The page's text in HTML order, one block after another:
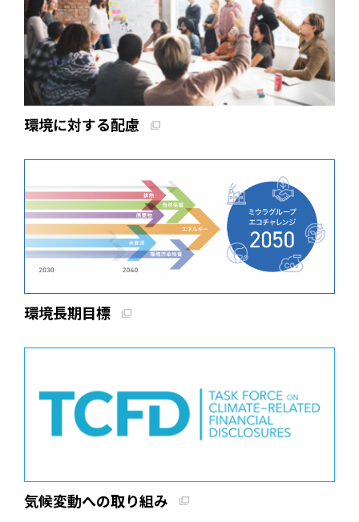
環境に対する配慮
環境長期目標
気候変動への取り組み